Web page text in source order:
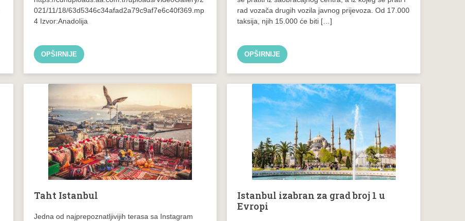
021/11/18/63d5346c34afad2a79c9af7e6c40f369.mp
4 Izvor:Anadolija
OPŠIRNIJE
rad vozača drugih vozila javnog prijevoza. Od 17.000
taksija, njih 15.000 će biti […]
OPŠIRNIJE
Taht Istanbul
Jedna od najprepoznatljivijih terasa sa Instagram
Istanbul izabran za grad broj 1 u
Evropi